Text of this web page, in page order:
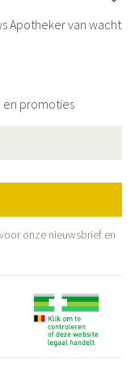
Apotheker van wacht
en promoties
onze nieuwsbrief en